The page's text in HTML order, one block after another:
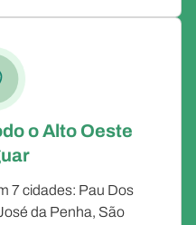
o Alto Oeste
7 cidades: Pau Dos
da Penha, São